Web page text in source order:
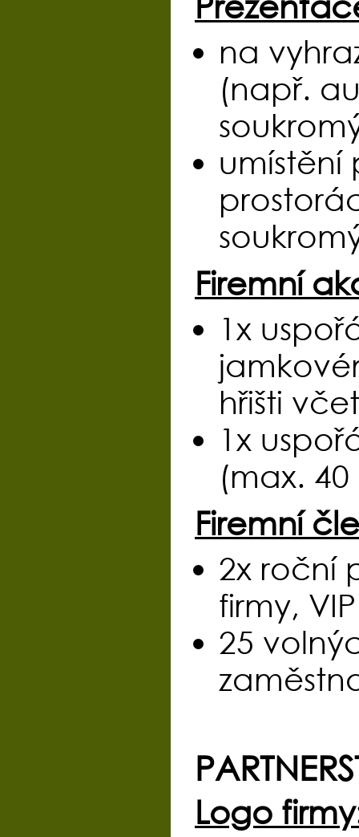
na
(např.
Firemní
1x
hřišti
1x
(max.
Firemní
2x roční
firmy,
25
Logo